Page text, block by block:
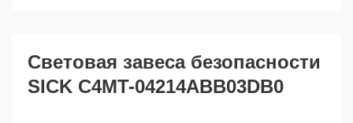
Световая завеса безопасности
SICK C4MT-04214ABB03DB0